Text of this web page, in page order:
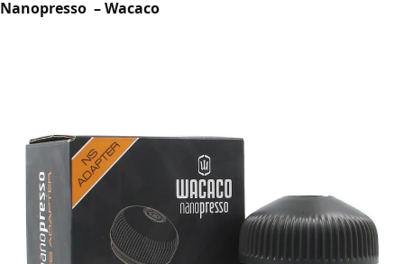
Nanopresso – Wacaco